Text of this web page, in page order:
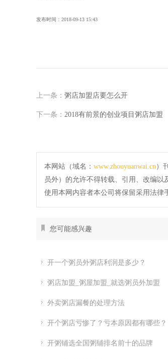
发布时间： 2018-09-13 15:43
上一条： 粥店加盟店要怎么开
下一条： 2018有前景的创业项目粥店加盟
本网站（域名： www.zhouyuanwai.cn）
员外）的允许不得转载、引用、改编
使用本网内容者本公司将保留采用法律
您可能感兴趣
开一个粥员外粥店利润是多少？
粥店加盟_粥屋加盟_就选粥员外加盟
外卖粥店漏餐的处理方法
开个粥店亏惨了？亏本原因都有哪些？
开粥铺选全国粥铺排名前十的品牌